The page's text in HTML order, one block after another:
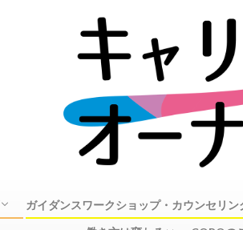
ガイダンスワークショップ・カウンセリン